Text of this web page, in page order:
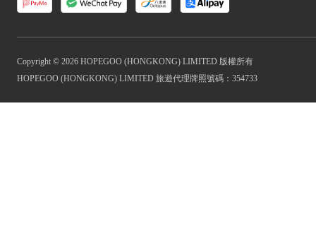
Copyright © 2026 HOPEGOO (HONGKONG) LIMITED 版權所有
HOPEGOO (HONGKONG) LIMITED 旅遊代理牌照號碼：354733